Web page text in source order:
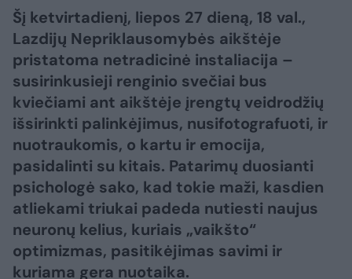
Šį ketvirtadienį, liepos 27 dieną, 18 val.,
Lazdijų Nepriklausomybės aikštėje
pristatoma netradicinė instaliacija –
susirinkusieji renginio svečiai bus
kviečiami ant aikštėje įrengtų veidrodžių
išsirinkti palinkėjimus, nusifotografuoti, ir
nuotraukomis, o kartu ir emocija,
pasidalinti su kitais. Patarimų duosianti
psichologė sako, kad tokie maži, kasdien
atliekami triukai padeda nutiesti naujus
neuronų kelius, kuriais „vaikšto“
optimizmas, pasitikėjimas savimi ir
kuriama gera nuotaika.